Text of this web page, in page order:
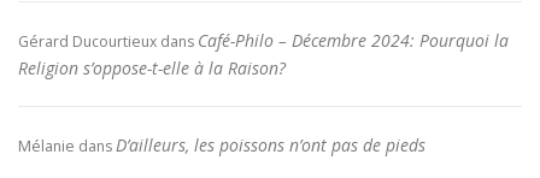
Gérard Ducourtieux dans Café-Philo – Décembre 2024: Pourquoi la
Religion s’oppose-t-elle à la Raison?
Mélanie dansD’ailleurs, les poissons n’ont pas de pieds